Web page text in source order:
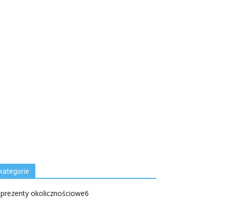
okolicznościowe6